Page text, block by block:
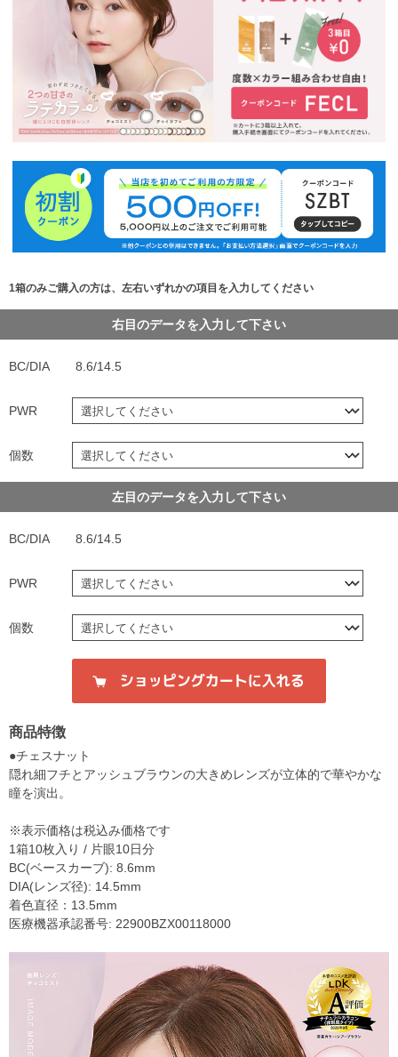
1箱のみご購入の方は、左右いずれかの項目を入力してください
右目のデータを入力して下さい
BC/DIA 8.6/14.5
PWR
個数
左目のデータを入力して下さい
BC/DIA 8.6/14.5
PWR
個数
商品特徴
●チェスナット
隠れ細フチとアッシュブラウンの大きめレンズが立体的で華やかな
瞳を演出。
※表示価格は税込み価格です
1箱10枚入り / 片眼10日分
BC(ベースカーブ): 8.6mm
DIA(レンズ径): 14.5mm
着色直径：13.5mm
医療機器承認番号: 22900BZX00118000